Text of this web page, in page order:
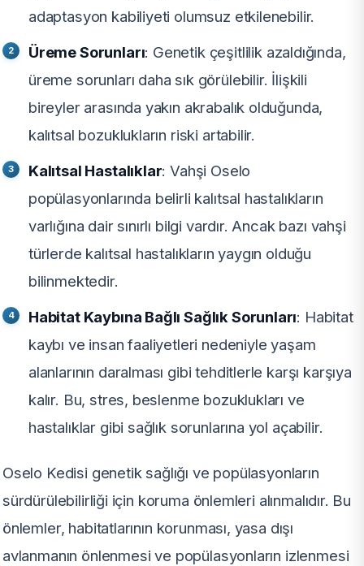
adaptasyon kabiliyeti olumsuz etkilenebilir.
Üreme Sorunları: Genetik çeşitlilik azaldığında,
üreme sorunları daha sık görülebilir. İlişkili
bireyler arasında yakın akrabalık olduğunda,
kalıtsal bozuklukların riski artabilir.
Kalıtsal Hastalıklar: Vahşi Oselo
popülasyonlarında belirli kalıtsal hastalıkların
varlığına dair sınırlı bilgi vardır. Ancak bazı vahşi
türlerde kalıtsal hastalıkların yaygın olduğu
bilinmektedir.
Habitat Kaybına Bağlı Sağlık Sorunları: Habitat
kaybı ve insan faaliyetleri nedeniyle yaşam
alanlarının daralması gibi tehditlerle karşı karşıya
kalır. Bu, stres, beslenme bozuklukları ve
hastalıklar gibi sağlık sorunlarına yol açabilir.
Oselo Kedisi genetik sağlığı ve popülasyonların
sürdürülebilirliği için koruma önlemleri alınmalıdır. Bu
önlemler, habitatlarının korunması, yasa dışı
avlanmanın önlenmesi ve popülasyonların izlenmesi